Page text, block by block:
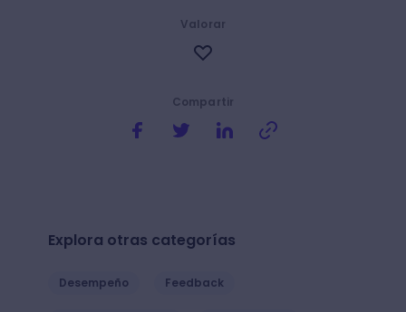
Compartir
Valorar
Explora otras categorías
Desempeño Feedback